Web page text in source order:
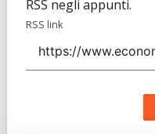
RSS negli appunti.
RSS link